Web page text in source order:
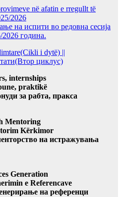
në afatin e rregullt të
2026
на испити во редовна сесија
2026 година.
i dytë) ||
циклус)
internships
praktikë
за рабта, пракса
Mentoring
Kërkimor
на истражувања
Generation
e Referencave
на референци